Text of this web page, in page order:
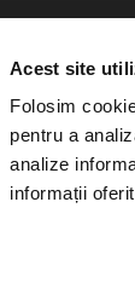
Acest site
Folosim
pentru a
analize
informații